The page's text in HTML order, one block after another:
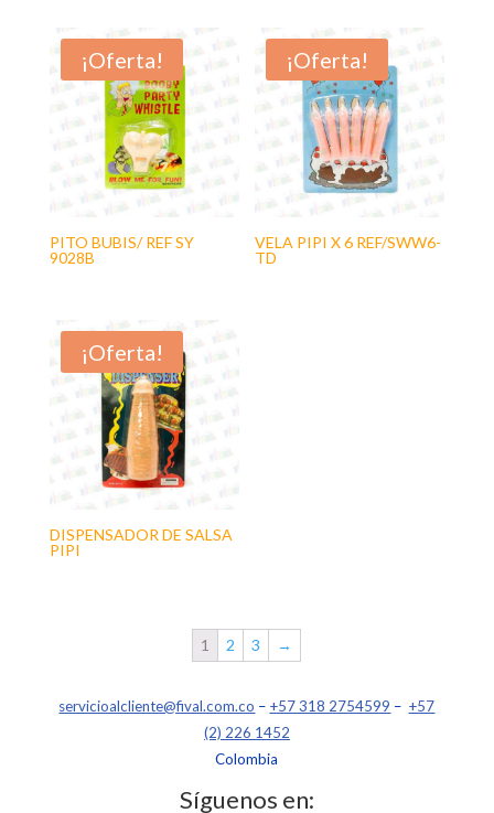
¡Oferta!
PITO BUBIS/ REF SY
9028B
¡Oferta!
VELA PIPI X 6 REF/SWW6-
TD
¡Oferta!
DISPENSADOR DE SALSA
PIPI
1 2 3 →
servicioalcliente@fival.com.co – +57 318 2754599 – +57
(2) 226 1452
Colombia
Síguenos en: